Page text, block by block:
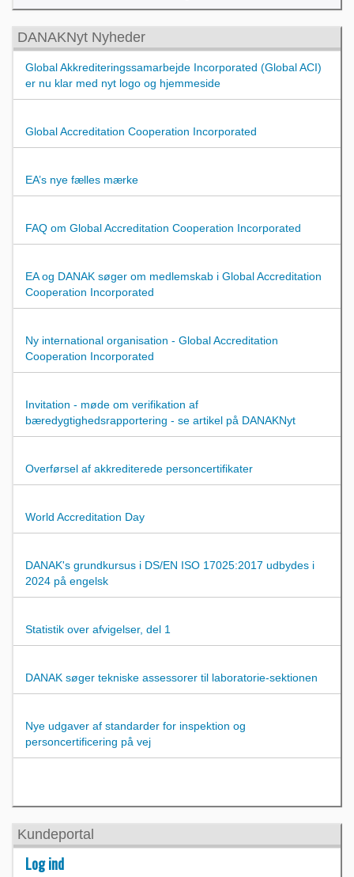
DANAKNyt Nyheder
Global Akkrediteringssamarbejde Incorporated (Global ACI)
er nu klar med nyt logo og hjemmeside
Global Accreditation Cooperation Incorporated
EA’s nye fælles mærke
FAQ om Global Accreditation Cooperation Incorporated
EA og DANAK søger om medlemskab i Global Accreditation
Cooperation Incorporated
Ny international organisation - Global Accreditation
Cooperation Incorporated
Invitation - møde om verifikation af
bæredygtighedsrapportering - se artikel på DANAKNyt
Overførsel af akkrediterede personcertifikater
World Accreditation Day
DANAK's grundkursus i DS/EN ISO 17025:2017 udbydes i
2024 på engelsk
Statistik over afvigelser, del 1
DANAK søger tekniske assessorer til laboratorie-sektionen
Nye udgaver af standarder for inspektion og
personcertificering på vej
Kundeportal
Log ind